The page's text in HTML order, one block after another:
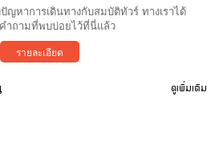
หาการเดินทางกับสมบัติทัวร์ ทางเราได้
ำถามที่พบบ่อยไว้ที่นี่แล้ว
รายละเอียด
ดูเพิ่มเติม